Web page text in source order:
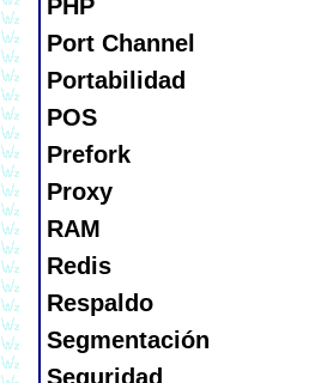
PHP
Port Channel
Portabilidad
POS
Prefork
Proxy
RAM
Redis
Respaldo
Segmentación
Seguridad